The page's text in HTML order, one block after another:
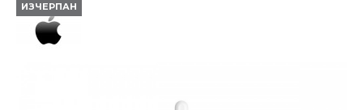
ИЗЧЕРПАН